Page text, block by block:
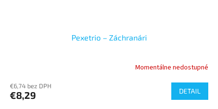
Pexetrio – Záchranári
Momentálne nedostupné
€6,74 bez DPH
€8,29 DETAIL